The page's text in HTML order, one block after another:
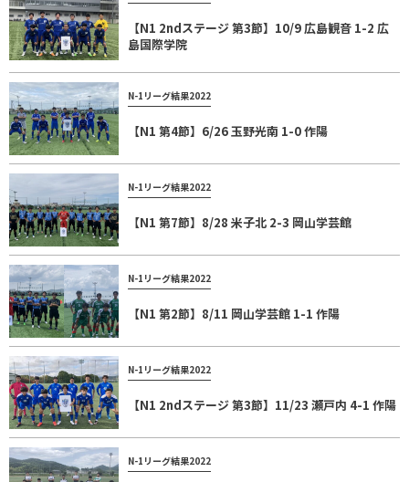
【N1 2ndステージ 第3節】10/9 広島観音 1-2 広
島国際学院
N-1リーグ結果2022
【N1 第4節】6/26 玉野光南 1-0 作陽
N-1リーグ結果2022
【N1 第7節】8/28 米子北 2-3 岡山学芸館
N-1リーグ結果2022
【N1 第2節】8/11 岡山学芸館 1-1 作陽
N-1リーグ結果2022
【N1 2ndステージ 第3節】11/23 瀬戸内 4-1 作陽
N-1リーグ結果2022